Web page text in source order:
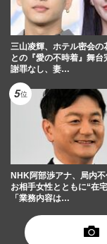
三山凌輝、ホテル密会の
との『愛の不時着』舞台
謝罪なし、妻…
NHK阿部渉アナ、局内
お相手女性とともに“在
「業務内容は…